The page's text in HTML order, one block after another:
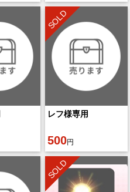
SOLD
レフ様専用
500円
SOLD